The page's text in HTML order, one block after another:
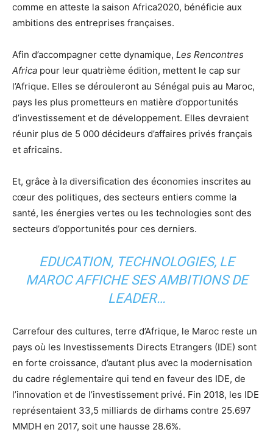
comme en atteste la saison Africa2020, bénéficie aux
ambitions des entreprises françaises.
Afin d’accompagner cette dynamique, Les Rencontres
Africa pour leur quatrième édition, mettent le cap sur
l’Afrique. Elles se dérouleront au Sénégal puis au Maroc,
pays les plus prometteurs en matière d’opportunités
d’investissement et de développement. Elles devraient
réunir plus de 5 000 décideurs d’affaires privés français
et africains.
Et, grâce à la diversification des économies inscrites au
cœur des politiques, des secteurs entiers comme la
santé, les énergies vertes ou les technologies sont des
secteurs d’opportunités pour ces derniers.
EDUCATION, TECHNOLOGIES, LE
MAROC AFFICHE SES AMBITIONS DE
LEADER…
Carrefour des cultures, terre d’Afrique, le Maroc reste un
pays où les Investissements Directs Etrangers (IDE) sont
en forte croissance, d’autant plus avec la modernisation
du cadre réglementaire qui tend en faveur des IDE, de
l’innovation et de l’investissement privé. Fin 2018, les IDE
représentaient 33,5 milliards de dirhams contre 25.697
MMDH en 2017, soit une hausse 28.6%.